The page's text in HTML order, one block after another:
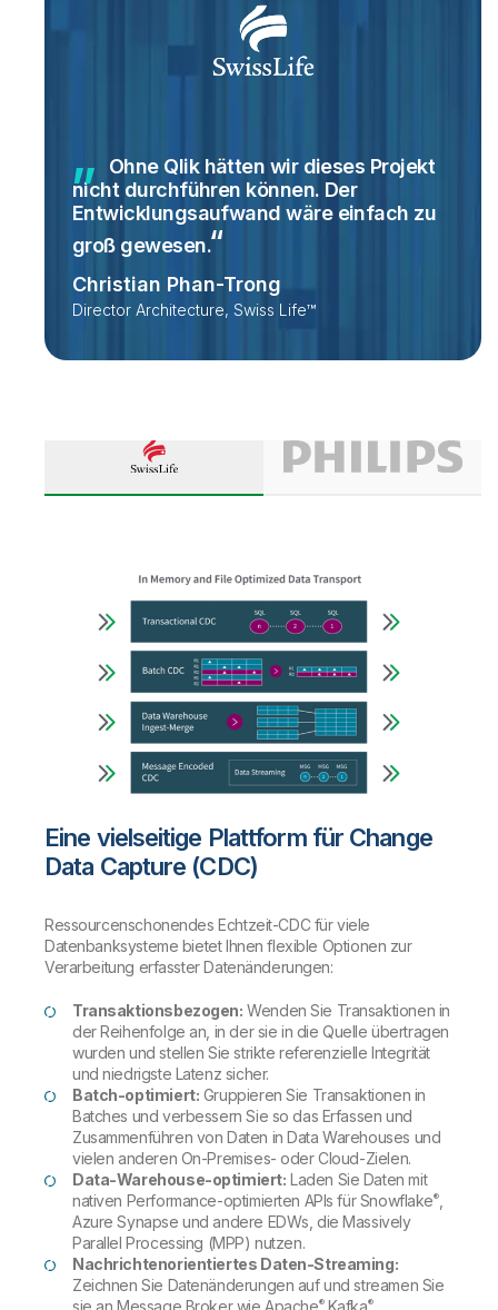
Ohne Qlik hätten wir dieses Projekt
nicht durchführen können. Der
Entwicklungsaufwand wäre einfach zu
groß gewesen.
Christian Phan-Trong
Director Architecture, Swiss Life™
Eine vielseitige Plattform für Change
Data Capture (CDC)
Ressourcenschonendes Echtzeit-CDC für viele
Datenbanksysteme bietet Ihnen flexible Optionen zur
Verarbeitung erfasster Datenänderungen:
Transaktionsbezogen: Wenden Sie Transaktionen in
der Reihenfolge an, in der sie in die Quelle übertragen
wurden und stellen Sie strikte referenzielle Integrität
und niedrigste Latenz sicher.
Batch-optimiert: Gruppieren Sie Transaktionen in
Batches und verbessern Sie so das Erfassen und
Zusammenführen von Daten in Data Warehouses und
vielen anderen On-Premises- oder Cloud-Zielen.
Data-Warehouse-optimiert: Laden Sie Daten mit
nativen Performance-optimierten APIs für Snowflake®,
Azure Synapse und andere EDWs, die Massively
Parallel Processing (MPP) nutzen.
Nachrichtenorientiertes Daten-Streaming:
Zeichnen Sie Datenänderungen auf und streamen Sie
® ®